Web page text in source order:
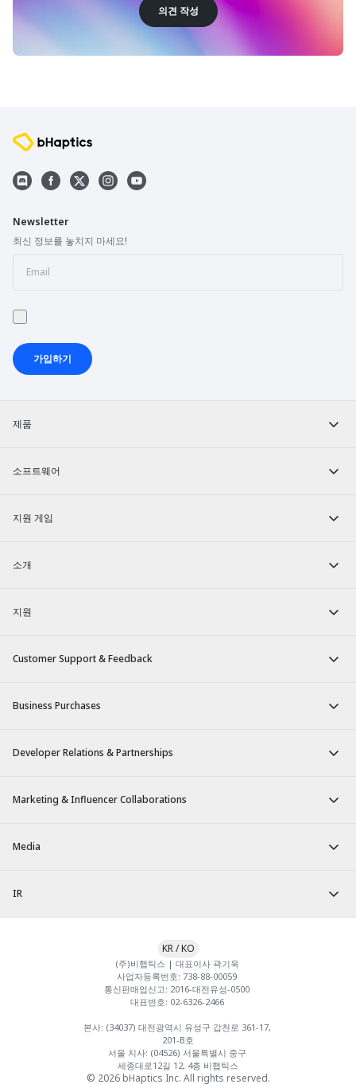
의견 작성
제품
소프트웨어
지원 게임
소개
지원
Customer Support & Feedback
Business Purchases
Developer Relations & Partnerships
Marketing & Influencer Collaborations
Media
IR
Newsletter
최신 정보를 놓치지 마세요!
가입하기
© 2026 bHaptics Inc. All rights reserved.
(주)비햅틱스 | 대표이사 곽기욱
사업자등록번호: 738-88-00059
통신판매업신고: 2016-대전유성-0500
대표번호: 02-6326-2466
본사: (34037) 대전광역시 유성구 갑천로 361-17,
201-B호
서울 지사: (04526) 서울특별시 중구
세종대로12길 12, 4층 비햅틱스
KR/KO